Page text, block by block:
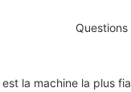
la machine la plus